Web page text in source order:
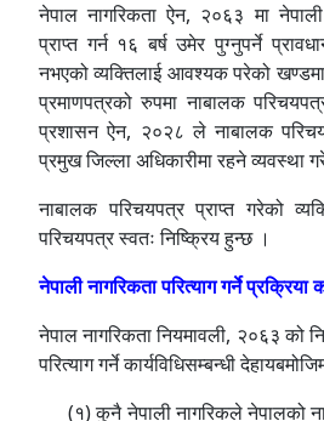
नेपाल नागरिकता ऐन, २०६३ मा
प्राप्त गर्न १६ बर्ष उमेर पुग्नुपर्ने
नभएको व्यक्तिलाई आवश्यक परेको
प्रमाणपत्रको रुपमा नाबालक
प्रशासन ऐन, २०२८ ले नाबालक
प्रमुख जिल्ला अधिकारीमा रहने व्यवस्था
नाबालक परिचयपत्र प्राप्त गरेको
परिचयपत्र स्वतः निष्क्रिय हुन्छ ।
नेपाली नागरिकता परित्याग गर्ने
नेपाल नागरिकता नियमावली, २०६३ को
परित्याग गर्ने कार्यविधिसम्बन्धी
(१) कुनै नेपाली नागरिकले नेपालको